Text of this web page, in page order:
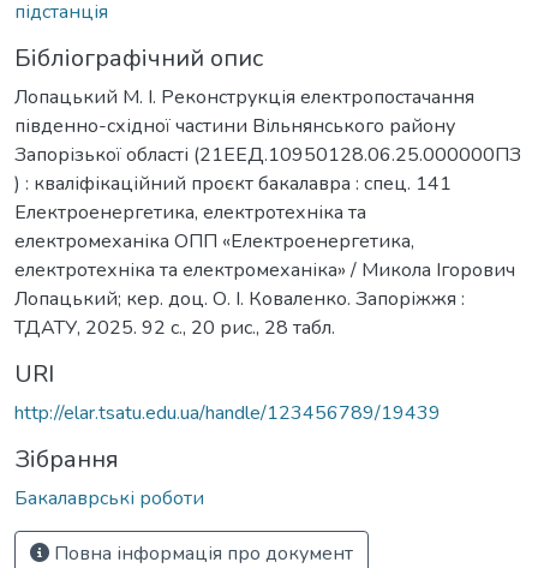
підстанція
Бібліографічний опис
Лопацький М. І. Реконструкція електропостачання
південно-східної частини Вільнянського району
Запорізької області (21ЕЕД.10950128.06.25.000000ПЗ
) : кваліфікаційний проєкт бакалавра : спец. 141
Електроенергетика, електротехніка та
електромеханіка ОПП «Електроенергетика,
електротехніка та електромеханіка» / Микола Ігорович
Лопацький; кер. доц. О. І. Коваленко. Запоріжжя :
ТДАТУ, 2025. 92 с., 20 рис., 28 табл.
URI
http://elar.tsatu.edu.ua/handle/123456789/19439
Зібрання
Бакалаврські роботи
Повна інформація про документ